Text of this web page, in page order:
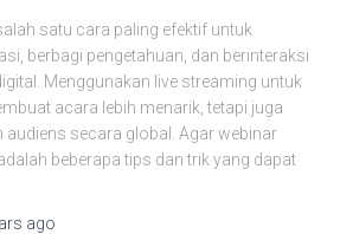
satu cara paling efektif untuk
berbagi pengetahuan, dan berinteraksi
Menggunakan live streaming untuk
acara lebih menarik, tetapi juga
secara global. Agar webinar
beberapa tips dan trik yang dapat
ago